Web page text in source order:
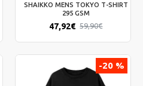
SHAIKKO MENS TOKYO T-SHIRT
295 GSM
47,92€ 59,90€
-20 %